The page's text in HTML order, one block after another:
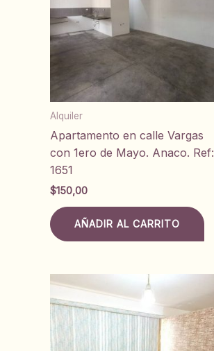
Alquiler
Apartamento en calle Vargas
con 1ero de Mayo. Anaco. Ref:
1651
$150,00
AÑADIR AL CARRITO